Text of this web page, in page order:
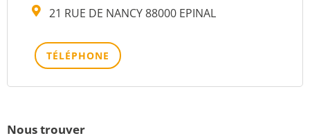
21 RUE DE NANCY 88000 EPINAL
TÉLÉPHONE
Nous trouver